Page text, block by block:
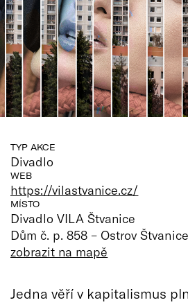
TYP AKCE
Divadlo
WEB
https://vilastvanice.cz/
MÍSTO
Divadlo VILA Štvanice
Dům č. p. 858 – Ostrov
zobrazit na mapě
Jedna věří v kapitalismus